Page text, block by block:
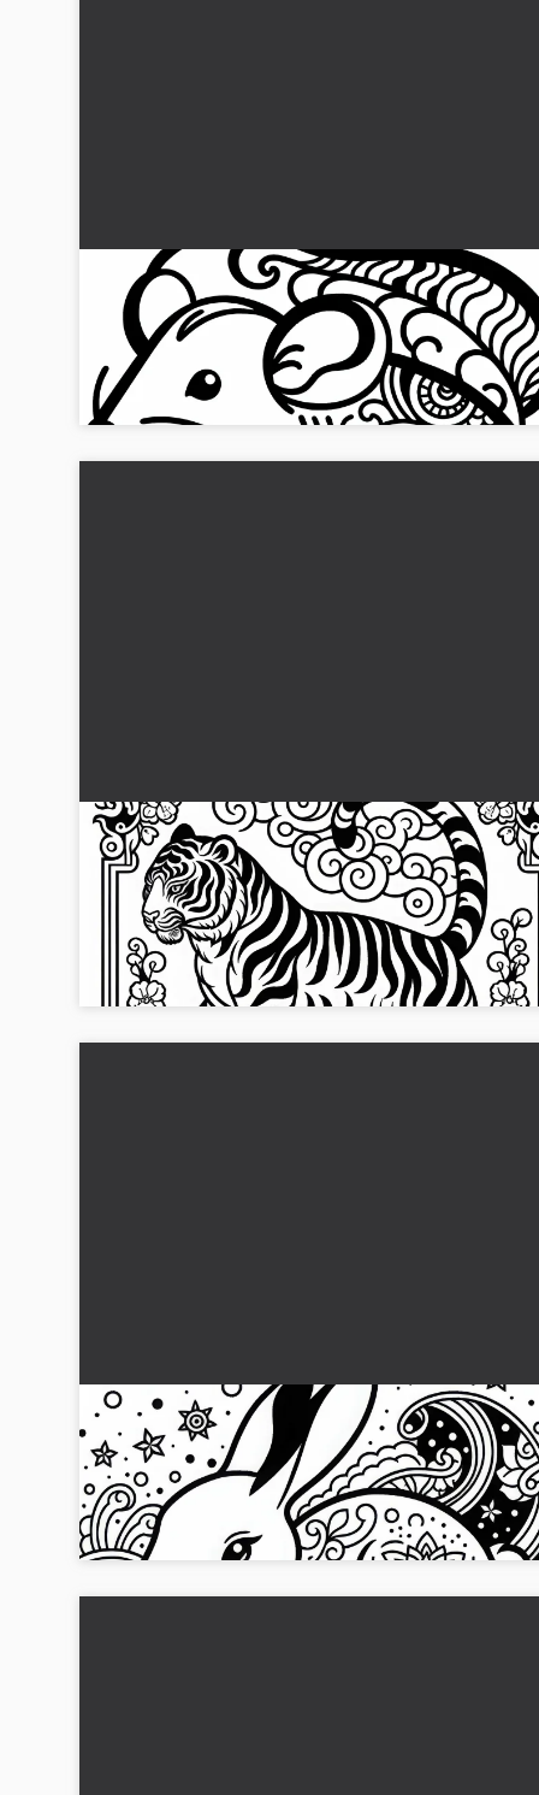
Rotte Fargeleggingsbilde Stjernetegn
Japansk Gratis
Opplev roten som et fargeleggingsbilde og bring farge inn i
stjernetegnet. Last ned bildet gratis!...
Tiger fargelegging for det kinesiske og
japanske stjernetegnet gratis
Oppdag den gratis tiger fargeleggingsmalen for kinesiske
og japanske stjernetegn. Last ned det høyoppløselige bildet
nå!...
Kanin/Hasemalebilde Stjernetegn Kinesisk
Japansk Gratis
Lag ditt gratis fargeleggingsbilde av en kanin fra de
kinesiske og japanske stjernetegnene. Last det ned nå!...